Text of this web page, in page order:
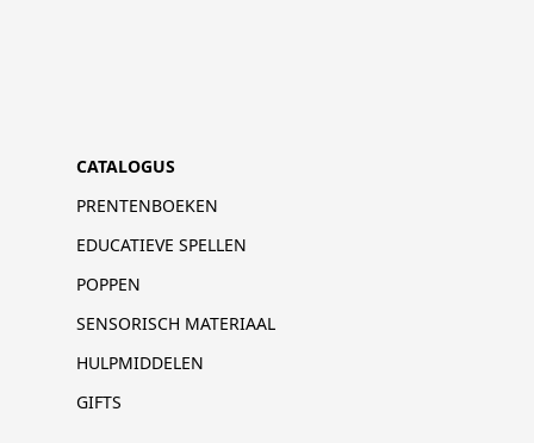
CATALOGUS
PRENTENBOEKEN
EDUCATIEVE SPELLEN
POPPEN
SENSORISCH MATERIAAL
HULPMIDDELEN
GIFTS